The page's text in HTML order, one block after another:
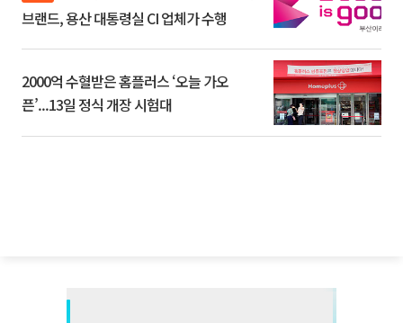
브랜드, 용산 대통령실 CI 업체가 수행
2000억 수혈받은 홈플러스 ‘오늘 가오
픈’...13일 정식 개장 시험대